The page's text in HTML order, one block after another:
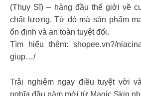
(Thụy Sĩ) – hàng đầu thế giới về
chất lương. Từ đó mà sản phẩm
ổn định và an toàn tuyệt đối.
Tìm hiểu thêm: shopee.vn?/
giup…/
Trải nghiệm ngay điều tuyệt vời
nghĩa đầu năm mới từ Magic Skin